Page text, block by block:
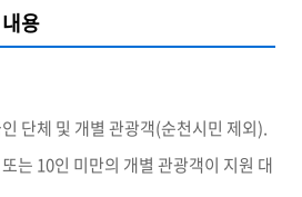
용
단체 및 개별 관광객(순천시민 제외).
는 10인 미만의 개별 관광객이 지원 대